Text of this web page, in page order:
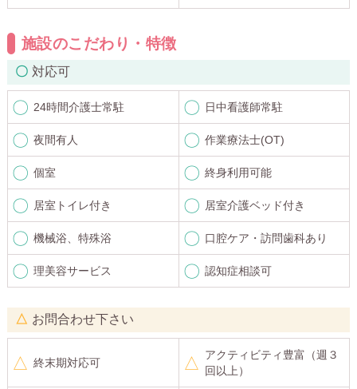
施設のこだわり・特徴
対応可
24時間介護士常駐 日中看護師常駐
夜間有人 作業療法士(OT)
個室 終身利用可能
居室トイレ付き 居室介護ベッド付き
機械浴、特殊浴 口腔ケア・訪問歯科あり
理美容サービス 認知症相談可
お問合わせ下さい
終末期対応可
アクティビティ豊富（週３
回以上）